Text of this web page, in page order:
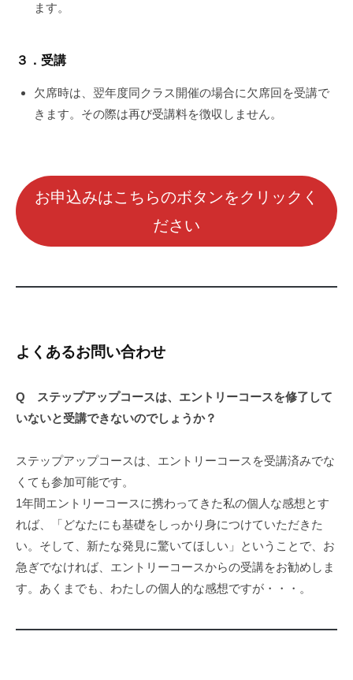
ます。
３．受講
欠席時は、翌年度同クラス開催の場合に欠席回を受講で
きます。その際は再び受講料を徴収しません。
お申込みはこちらのボタンをクリックく
ださい
よくあるお問い合わせ
Q ステップアップコースは、エントリーコースを修了して
いないと受講できないのでしょうか？
ステップアップコースは、エントリーコースを受講済みでな
くても参加可能です。
1年間エントリーコースに携わってきた私の個人な感想とす
れば、「どなたにも基礎をしっかり身につけていただきた
い。そして、新たな発見に驚いてほしい」ということで、お
急ぎでなければ、エントリーコースからの受講をお勧めしま
す。あくまでも、わたしの個人的な感想ですが・・・。